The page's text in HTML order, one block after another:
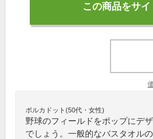
この商品をサ
ポルカドット(50代・女性)
野球のフィールドをポップにデ
でしょう。一般的なバスタオル